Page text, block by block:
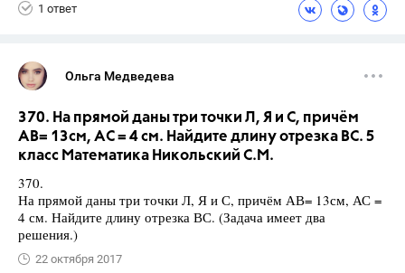
1 ответ
Ольга Медведева
370. На прямой даны три точки Л, Я и С, причём
АВ= 13см, АС = 4 см. Найдите длину отрезка ВС. 5
класс Математика Никольский С.М.
370.
На прямой даны три точки Л, Я и С, причём АВ= 13см, АС =
4 см. Найдите длину отрезка ВС. (Задача имеет два
решения.)
22 октября 2017